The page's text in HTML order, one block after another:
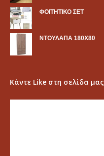
ΦΟΙΤΗΤΙΚΟ ΣΕΤ
ΝΤΟΥΛΑΠΑ 180Χ80
Κάντε Like στη σελίδα μας